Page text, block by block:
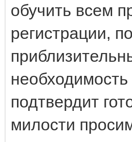
обучить всем
регистрации,
подтвердит
милости